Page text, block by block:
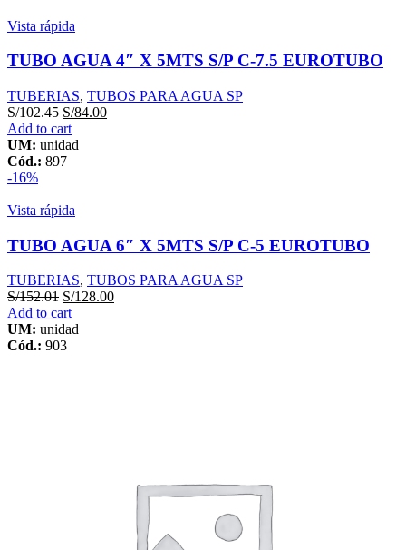
Vista rápida
TUBO AGUA 4″ X 5MTS S/P C-7.5 EUROTUBO
TUBERIAS, TUBOS PARA AGUA SP
S/102.45 S/84.00
Add to cart
UM: unidad
Cód.: 897
-16%
Vista rápida
TUBO AGUA 6″ X 5MTS S/P C-5 EUROTUBO
TUBERIAS, TUBOS PARA AGUA SP
S/152.01 S/128.00
Add to cart
UM: unidad
Cód.: 903